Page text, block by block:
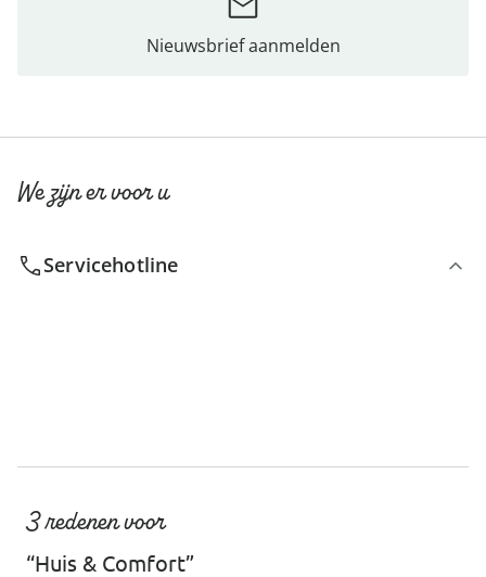
Nieuwsbrief aanmelden
We zijn er voor u
Servicehotline
3 redenen voor
“Huis & Comfort”